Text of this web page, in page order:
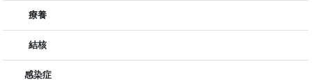
療養
結核
感染症